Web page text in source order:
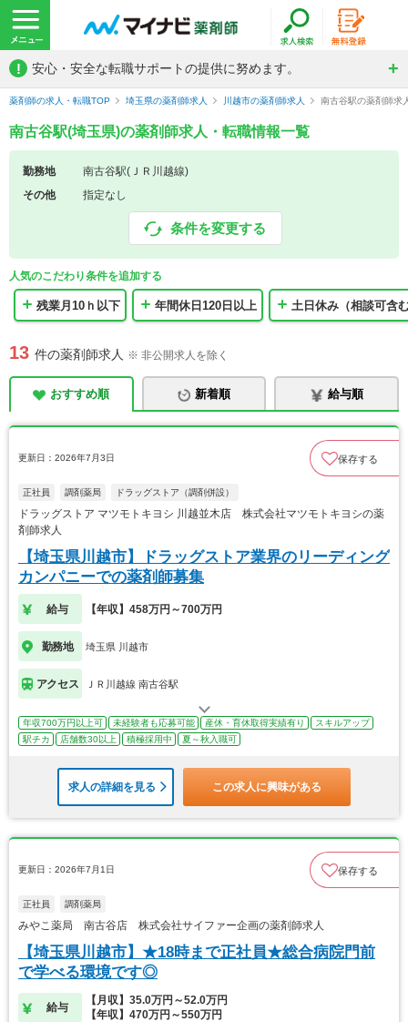
! 安心・安全な転職サポートの提供に努めます。
薬剤師の求人・転職TOP 埼玉県の薬剤師求人 川越市の薬剤師求人 南古谷駅の薬剤師求
南古谷駅(埼玉県)の薬剤師求人・転職情報一覧
勤務地
南古谷駅(ＪＲ川越線)
その他
指定なし
条件を変更する
人気のこだわり条件を追加する
残業月10ｈ以下 年間休日120日以上 土日休み（相談可含
13 件の薬剤師求人 ※ 非公開求人を除く
おすすめ順 新着順 給与順
更新日：2026年7月3日 保存する
正社員 調剤薬局 ドラッグストア（調剤併設）
ドラッグストア マツモトキヨシ 川越並木店 株式会社マツモトキヨシの薬
剤師求人
【埼玉県川越市】ドラッグストア業界のリーディング
カンパニーでの薬剤師募集
給与 【年収】458万円～700万円
勤務地 埼玉県 川越市
アクセス ＪＲ川越線 南古谷駅
年収700万円以上可 未経験者も応募可能 産休・育休取得実績有り
スキルアップ
駅チカ
店舗数30以上 積極採用中 夏～秋入職可
求人の詳細を見る この求人に興味がある
更新日：2026年7月1日 保存する
正社員 調剤薬局
みやこ薬局 南古谷店 株式会社サイファー企画の薬剤師求人
【埼玉県川越市】★18時まで正社員★総合病院門前
で学べる環境です◎
給与
【月収】35.0万円～52.0万円
【年収】470万円～550万円